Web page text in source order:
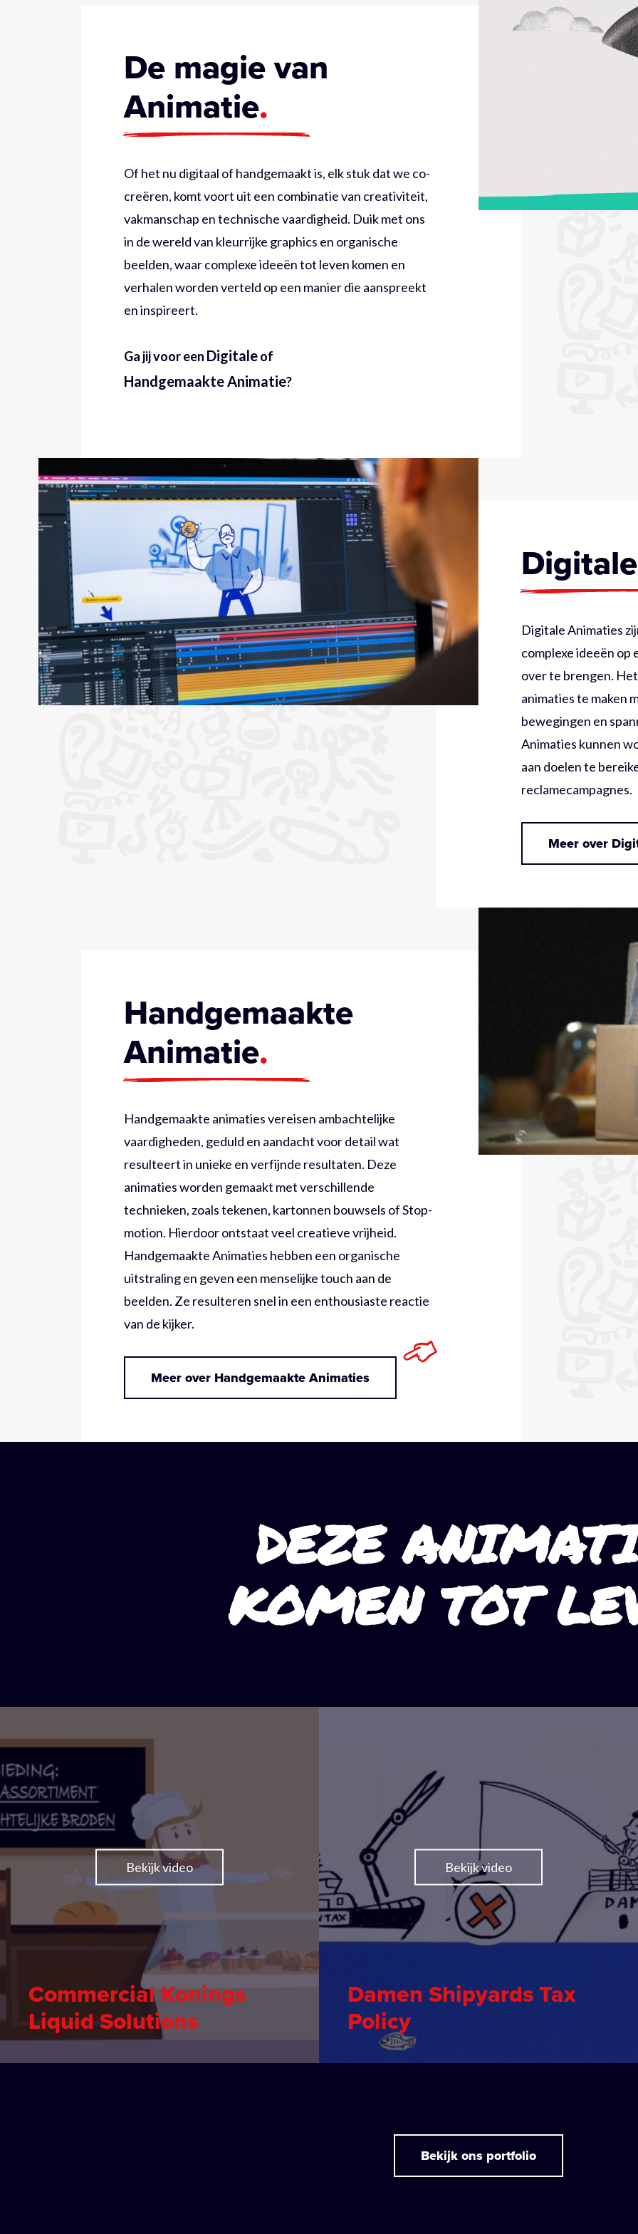
De magie van
Animatie
Of het nu digitaal of handgemaakt is, elk stuk dat we co-
creëren, komt voort uit een combinatie van creativiteit,
vakmanschap en technische vaardigheid. Duik met ons
in de wereld van kleurrijke graphics en organische
beelden, waar complexe ideeën tot leven komen en
verhalen worden verteld op een manier die aanspreekt
en inspireert.
Ga jij voor een Digitaleof
Handgemaakte Animatie?
Digitale Animaties
complexe ideeën op
over te brengen.
animaties te maken
bewegingen en
Animaties kunnen
aan doelen te
reclamecampagnes.
Meer over
Handgemaakte
Animatie
Handgemaakte animaties vereisen ambachtelijke
vaardigheden, geduld en aandacht voor detail wat
resulteert in unieke en verfijnde resultaten. Deze
animaties worden gemaakt met verschillende
technieken, zoals tekenen, kartonnen bouwsels of Stop-
motion. Hierdoor ontstaat veel creatieve vrijheid.
Handgemaakte Animaties hebben een organische
uitstraling en geven een menselijke touch aan de
beelden. Ze resulteren snel in een enthousiaste reactie
van de kijker.
Meer over Handgemaakte Animaties
DEZE
KOMEN TOT
Bekijk video
Commercial Konings
Liquid Solutions
Bekijk video
Damen Shipyards Tax
Policy
Bekijk ons portfolio